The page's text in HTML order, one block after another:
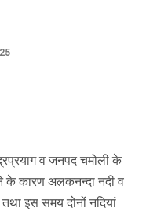
व जनपद चमोली के
के कारण अलकनन्दा नदी व
इस समय दोनों नदियां